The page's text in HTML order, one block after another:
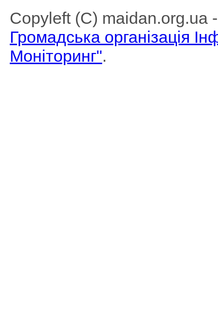
Copyleft (C) maidan.org.ua
Громадська організація
Моніторинг".